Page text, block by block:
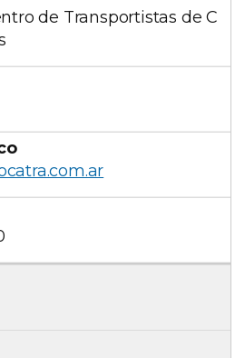
de Transportistas de C